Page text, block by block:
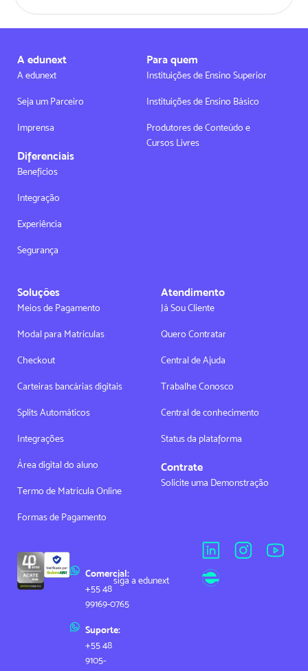
A edunext
A edunext
Seja um Parceiro
Imprensa
Diferenciais
Benefícios
Integração
Experiência
Segurança
Para quem
Instituições de Ensino Superior
Instituições de Ensino Básico
Produtores de Conteúdo e
Cursos Livres
Soluções
Meios de Pagamento
Modal para Matrículas
Checkout
Carteiras bancárias digitais
Splits Automáticos
Integrações
Área digital do aluno
Termo de Matrícula Online
Formas de Pagamento
Atendimento
Já Sou Cliente
Quero Contratar
Central de Ajuda
Trabalhe Conosco
Central de conhecimento
Status da plataforma
Contrate
Solicite uma Demonstração
Comercial:
+55 48
99169-0765
Suporte:
+55 48
9105-
siga a edunext